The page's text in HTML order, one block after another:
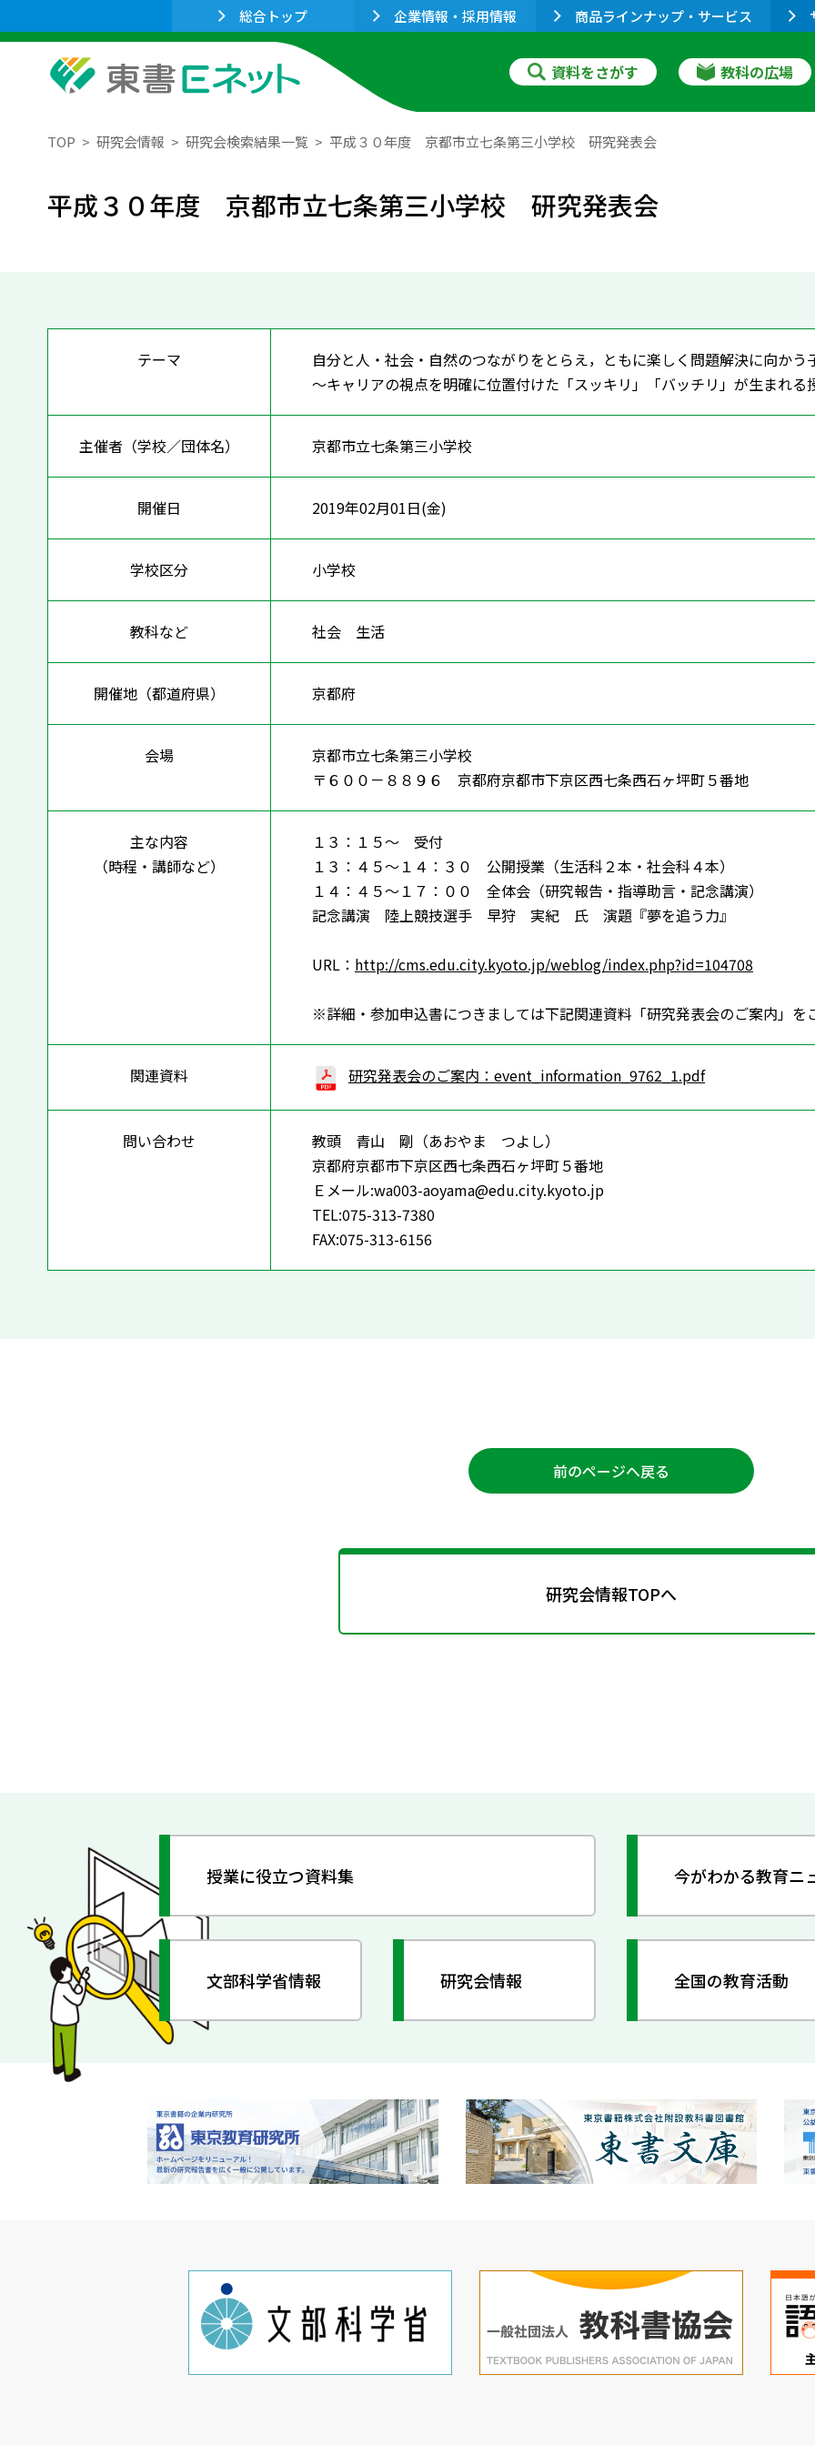
総合トップ 企業情報・採用情報 商品ラインナップ・サービス
資料をさがす 教科の広場
TOP 研究会情報 研究会検索結果一覧 平成３０年度 京都市立七条第三小学校 研究発表会
平成３０年度 京都市立七条第三小学校 研究発表会
テーマ
自分と人・社会・自然のつながりをとらえ，ともに楽しく問題解決に向かう
～キャリアの視点を明確に位置付けた「スッキリ」「バッチリ」が生まれる
主催者（学校／団体名） 京都市立七条第三小学校
開催日 2019年02月01日(金)
学校区分 小学校
教科など 社会 生活
開催地（都道府県） 京都府
会場
京都市立七条第三小学校
〒６００－８８９６ 京都府京都市下京区西七条西石ヶ坪町５番地
主な内容
（時程・講師など）
１３：１５～ 受付
１３：４５～１４：３０ 公開授業（生活科２本・社会科４本）
１４：４５～１７：００ 全体会（研究報告・指導助言・記念講演）
記念講演 陸上競技選手 早狩 実紀 氏 演題『夢を追う力』
URL： http://cms.edu.city.kyoto.jp/weblog/index.php?id=104708
※詳細・参加申込書につきましては下記関連資料「研究発表会のご案内」を
関連資料 研究発表会のご案内：event_information_9762_1.pdf
問い合わせ
教頭 青山 剛（あおやま つよし）
京都府京都市下京区西七条西石ヶ坪町５番地
Ｅメール:wa003-aoyama@edu.city.kyoto.jp
TEL:075-313-7380
FAX:075-313-6156
前のページへ戻る
研究会情報TOPへ
授業に役立つ資料集 今がわかる教育ニ
文部科学省情報 研究会情報 全国の教育活動